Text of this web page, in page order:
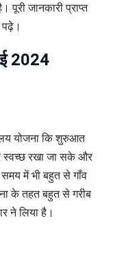
जानकारी प्राप्त
2024
योजना कि शुरुआत
स्वच्छ रखा जा सके और
में भी बहुत से गाँव
के तहत बहुत से गरीब
ने लिया है।